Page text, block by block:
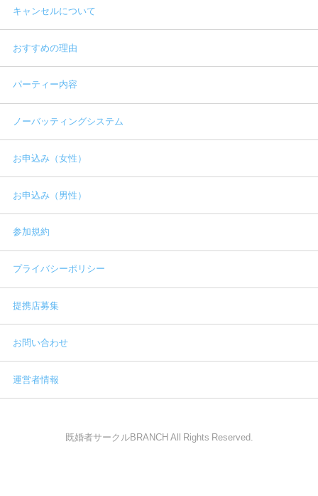
キャンセルについて
おすすめの理由
パーティー内容
ノーバッティングシステム
お申込み（女性）
お申込み（男性）
参加規約
プライバシーポリシー
提携店募集
お問い合わせ
運営者情報
既婚者サークルBRANCH All Rights Reserved.